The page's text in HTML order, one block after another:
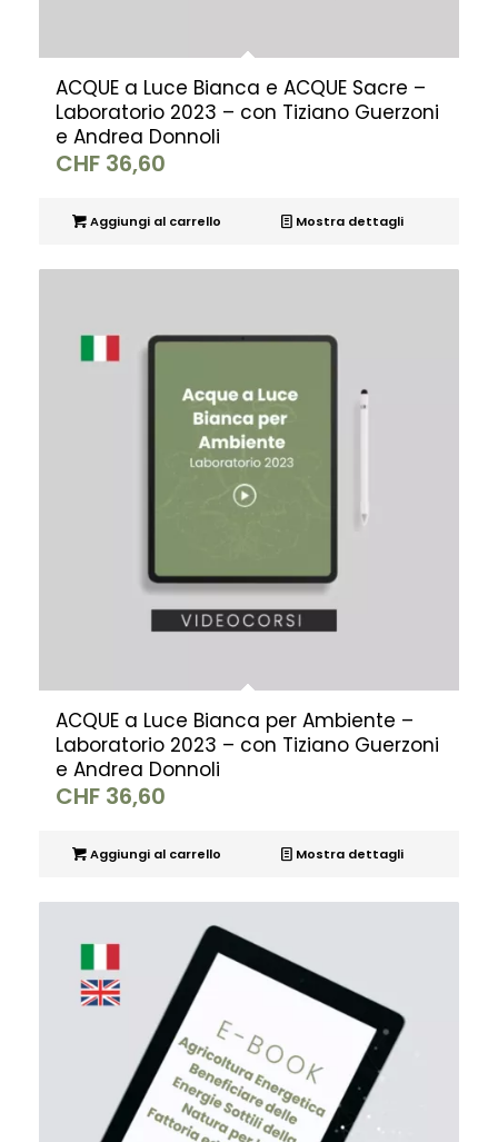
ACQUE a Luce Bianca e ACQUE Sacre –
Laboratorio 2023 – con Tiziano Guerzoni
e Andrea Donnoli
CHF36,60
Aggiungi al carrello Mostra dettagli
ACQUE a Luce Bianca per Ambiente –
Laboratorio 2023 – con Tiziano Guerzoni
e Andrea Donnoli
CHF36,60
Aggiungi al carrello Mostra dettagli